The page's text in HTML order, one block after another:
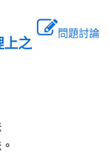
問題討論
上之